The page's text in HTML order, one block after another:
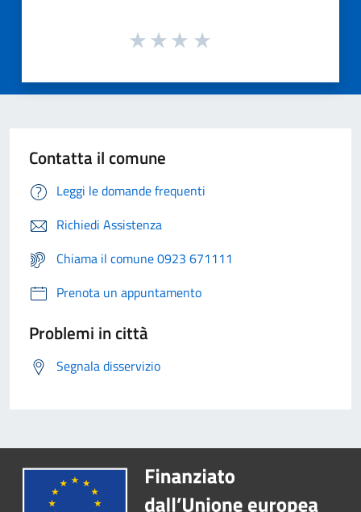
Contatta il comune
Leggi le domande frequenti
Richiedi Assistenza
Chiama il comune 0923 671111
Prenota un appuntamento
Problemi in città
Segnala disservizio